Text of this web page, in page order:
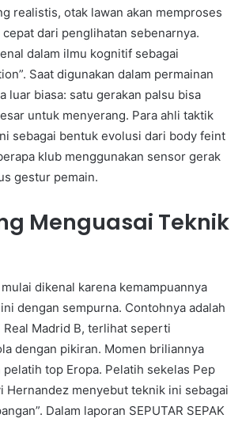
realistis, otak lawan akan memproses
dari penglihatan sebenarnya.
dalam ilmu kognitif sebagai
Saat digunakan dalam permainan
luar biasa: satu gerakan palsu bisa
untuk menyerang. Para ahli taktik
sebagai bentuk evolusi dari body feint
klub menggunakan sensor gerak
gestur pemain.
Menguasai Teknik
dikenal karena kemampuannya
dengan sempurna. Contohnya adalah
Real Madrid B, terlihat seperti
dengan pikiran. Momen briliannya
top Eropa. Pelatih sekelas Pep
Hernandez menyebut teknik ini sebagai
Dalam laporan SEPUTAR SEPAK